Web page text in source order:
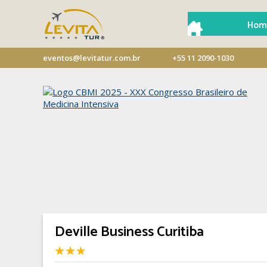
eventos@levitatur.com.br +55 11 2090-1030
Deville Business Curitiba